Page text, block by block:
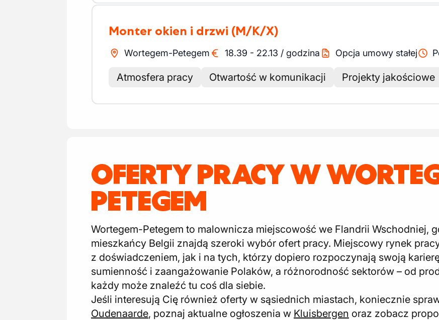
Monter okien i drzwi (M/K/X)
Wortegem-Petegem 18.39 - 22.13 / godzina Opcja umowy stałej
Atmosfera pracy Otwartość w komunikacji Projekty jakościowe
OFERTY PRACY W
PETEGEM
Wortegem-Petegem to malownicza miejscowość we Flandrii Wschodniej,
mieszkańcy Belgii znajdą szeroki wybór ofert pracy. Miejscowy rynek
z doświadczeniem, jak i na tych, którzy dopiero rozpoczynają swoją
sumienność i zaangażowanie Polaków, a różnorodność sektorów – od
każdy może znaleźć tu coś dla siebie.
Jeśli interesują Cię również oferty w sąsiednich miastach, koniecznie
Oudenaarde, poznaj aktualne ogłoszenia w Kluisbergen oraz zobacz